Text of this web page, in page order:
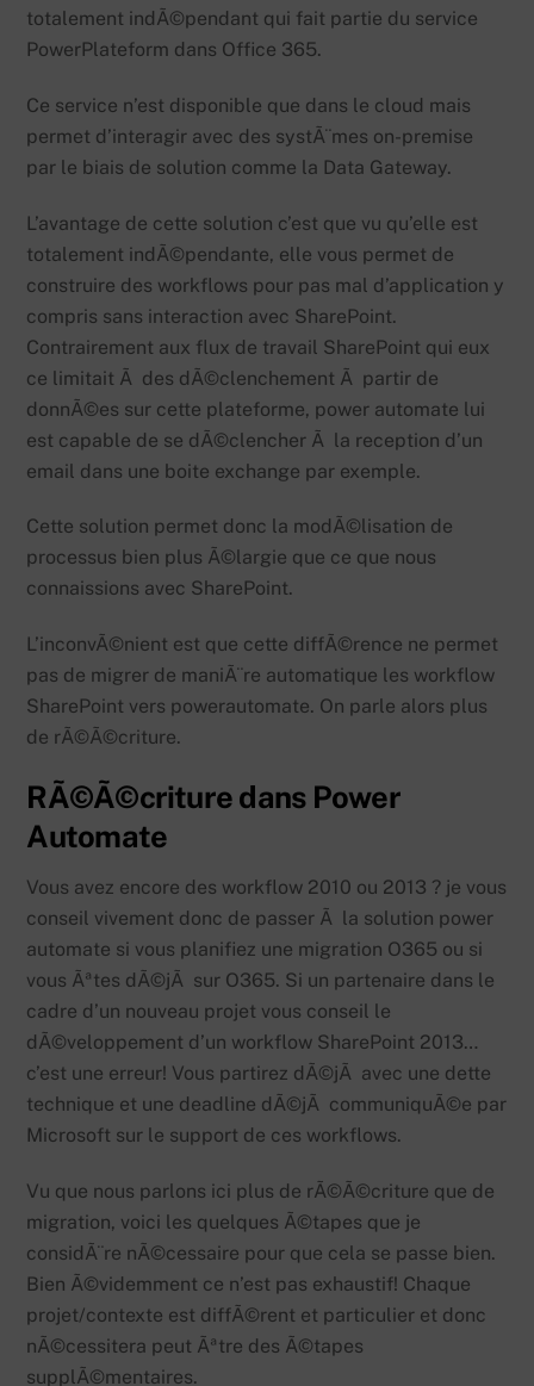
totalement indÃ©pendant qui fait partie du service
PowerPlateform dans Office 365.
Ce service n’est disponible que dans le cloud mais
permet d’interagir avec des systÃ¨mes on-premise
par le biais de solution comme la Data Gateway.
L’avantage de cette solution c’est que vu qu’elle est
totalement indÃ©pendante, elle vous permet de
construire des workflows pour pas mal d’application y
compris sans interaction avec SharePoint.
Contrairement aux flux de travail SharePoint qui eux
ce limitait Ã des dÃ©clenchement Ã partir de
donnÃ©es sur cette plateforme, power automate lui
est capable de se dÃ©clencher Ã la reception d’un
email dans une boite exchange par exemple.
Cette solution permet donc la modÃ©lisation de
processus bien plus Ã©largie que ce que nous
connaissions avec SharePoint.
L’inconvÃ©nient est que cette diffÃ©rence ne permet
pas de migrer de maniÃ¨re automatique les workflow
SharePoint vers powerautomate. On parle alors plus
de rÃ©Ã©criture.
RÃ©Ã©criture dans Power
Automate
Vous avez encore des workflow 2010 ou 2013 ? je vous
conseil vivement donc de passer Ã la solution power
automate si vous planifiez une migration O365 ou si
vous Ãªtes dÃ©jÃ sur O365. Si un partenaire dans le
cadre d’un nouveau projet vous conseil le
dÃ©veloppement d’un workflow SharePoint 2013…
c’est une erreur! Vous partirez dÃ©jÃ avec une dette
technique et une deadline dÃ©jÃ communiquÃ©e par
Microsoft sur le support de ces workflows.
Vu que nous parlons ici plus de rÃ©Ã©criture que de
migration, voici les quelques Ã©tapes que je
considÃ¨re nÃ©cessaire pour que cela se passe bien.
Bien Ã©videmment ce n’est pas exhaustif! Chaque
projet/contexte est diffÃ©rent et particulier et donc
nÃ©cessitera peut Ãªtre des Ã©tapes
supplÃ©mentaires.